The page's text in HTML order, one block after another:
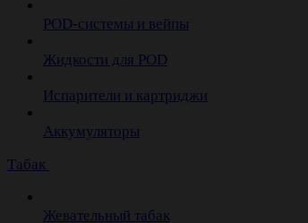
POD-системы и вейпы
Жидкости для POD
Испарители и картриджи
Аккумуляторы
Табак
Жевательный табак